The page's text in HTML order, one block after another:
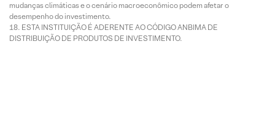
mudanças climáticas e o cenário macroeconômico podem afetar o
desempenho do investimento.
ESTA INSTITUIÇÃO É ADERENTE AO CÓDIGO ANBIMA DE
DISTRIBUIÇÃO DE PRODUTOS DE INVESTIMENTO.